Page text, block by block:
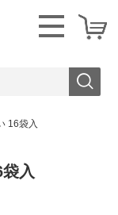
16袋入
入